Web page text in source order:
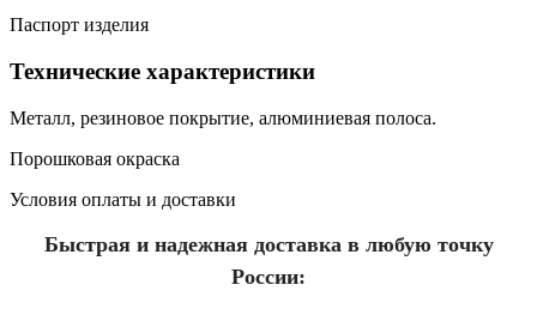
Паспорт изделия
Технические характеристики
Металл, резиновое покрытие, алюминиевая полоса.
Порошковая окраска
Условия оплаты и доставки
Быстрая и надежная доставка в любую точку
России: